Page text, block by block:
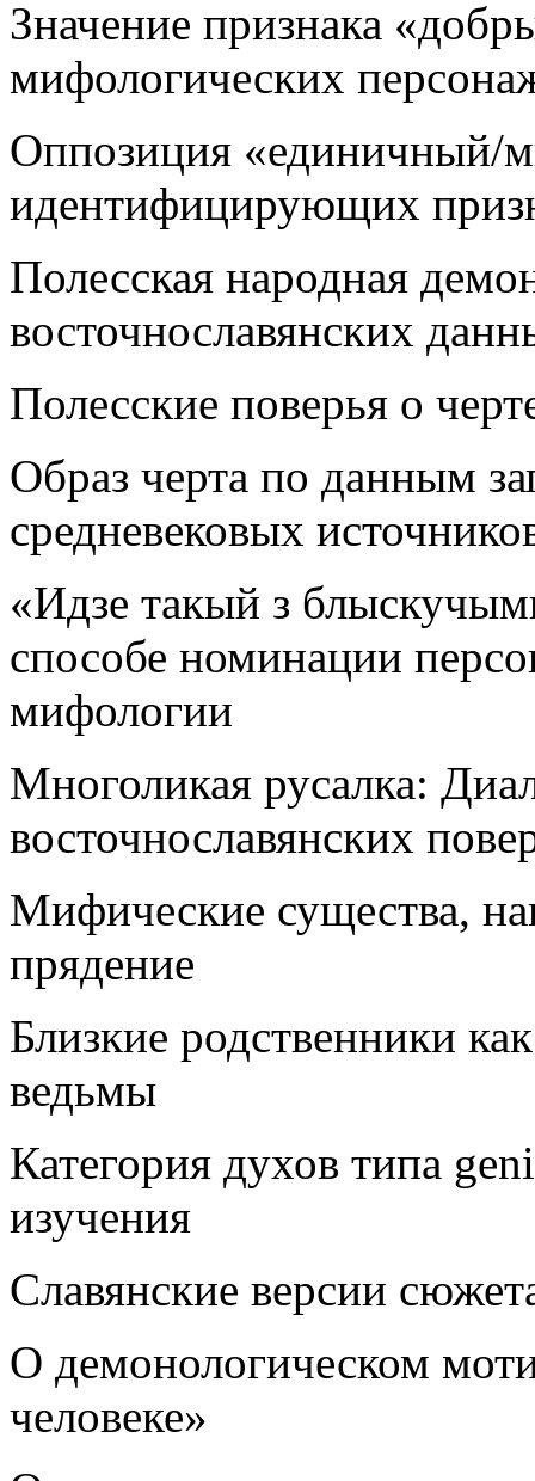
Значение признака
мифологических
Оппозиция «единичный/
идентифицирующих
Полесская народная
восточнославянских
Полесские поверья о
Образ черта по данным
средневековых
«Идзе такый з
способе номинации
мифологии
Многоликая русалка:
восточнославянских
Мифические существа,
прядение
Близкие родственники
ведьмы
Категория духов типа
изучения
Славянские версии
О демонологическом
человеке»